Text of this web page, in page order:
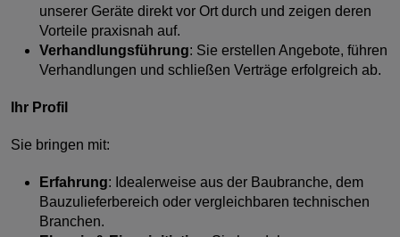
unserer Geräte direkt vor Ort durch und zeigen deren
Vorteile praxisnah auf.
Verhandlungsführung: Sie erstellen Angebote, führen
Verhandlungen und schließen Verträge erfolgreich ab.
Ihr Profil
Sie bringen mit:
Erfahrung: Idealerweise aus der Baubranche, dem
Bauzulieferbereich oder vergleichbaren technischen
Branchen.